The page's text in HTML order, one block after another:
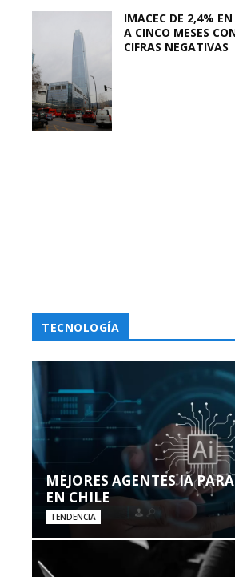
IMACEC DE 2,4%
A CINCO MESES
CIFRAS NEGATIVAS
TECNOLOGÍA
MEJORES AGENTES IA
EN CHILE
TENDENCIA